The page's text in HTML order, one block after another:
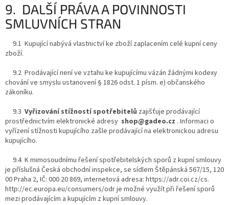
9. DALŠÍ PRÁVA A POVINNOSTI
SMLUVNÍCH STRAN
9.1 Kupující nabývá vlastnictví ke zboží zaplacením celé kupní ceny
zboží.
9.2 Prodávající není ve vztahu ke kupujícímu vázán žádnými kodexy
chování ve smyslu ustanovení § 1826 odst. 1 písm. e) občanského
zákoníku.
9.3 Vyřizování stížností spotřebitelů zajišťuje prodávající
prostřednictvím elektronické adresy shop@gadeo.cz . Informaci o
vyřízení stížnosti kupujícího zašle prodávající na elektronickou adresu
kupujícího.
9.4 K mimosoudnímu řešení spotřebitelských sporů z kupní smlouvy
je příslušná Česká obchodní inspekce, se sídlem Štěpánská 567/15, 120
00 Praha 2, IČ: 000 20 869, internetová adresa: https://adr.coi.cz/cs.
http://ec.europa.eu/consumers/odr je možné využít při řešení sporů
mezi prodávajícím a kupujícím z kupní smlouvy.